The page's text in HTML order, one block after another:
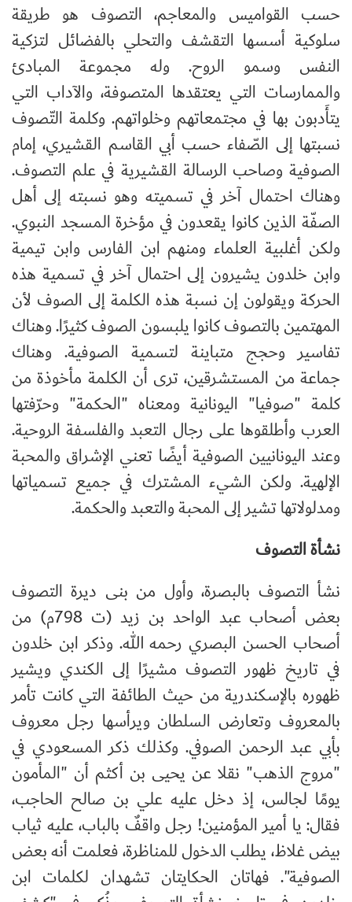
حسب القواميس والمعاجم، التصوف هو طريقة
سلوكية أسسها التقشف والتحلي بالفضائل لتزكية
النفس وسمو الروح. وله مجموعة المبادئ
والممارسات التي يعتقدها المتصوفة، والآداب التي
يتأَدبون بها في مجتمعاتهم وخلواتهم. وكلمة التّصوف
نسبتها إلى الصّفاء حسب أبي القاسم القشيري، إمام
الصوفية وصاحب الرسالة القشيرية في علم التصوف.
وهناك احتمال آخر في تسميته وهو نسبته إلى أهل
الصفّة الذين كانوا يقعدون في مؤخرة المسجد النبوي.
ولكن أغلبية العلماء ومنهم ابن الفارس وابن تيمية
وابن خلدون يشيرون إلى احتمال آخر في تسمية هذه
الحركة ويقولون إن نسبة هذه الكلمة إلى الصوف لأن
المهتمين بالتصوف كانوا يلبسون الصوف كثيرًا. وهناك
تفاسير وحجج متباينة لتسمية الصوفية. وهناك
جماعة من المستشرقين، ترى أن الكلمة مأخوذة من
كلمة "صوفيا" اليونانية ومعناه "الحكمة" وحرّفتها
العرب وأطلقوها على رجال التعبد والفلسفة الروحية.
وعند اليونانيين الصوفية أيضًا تعني الإشراق والمحبة
الإلهية. ولكن الشيء المشترك في جميع تسمياتها
ومدلولاتها تشير إلى المحبة والتعبد والحكمة.
نشأة التصوف
نشأ التصوف بالبصرة، وأول من بنى ديرة التصوف
بعض أصحاب عبد الواحد بن زيد (ت 798م) من
أصحاب الحسن البصري رحمه الله. وذكر ابن خلدون
في تاريخ ظهور التصوف مشيرًا إلى الكندي ويشير
ظهوره بالإسكندرية من حيث الطائفة التي كانت تأمر
بالمعروف وتعارض السلطان ويرأسها رجل معروف
بأبي عبد الرحمن الصوفي. وكذلك ذكر المسعودي في
"مروج الذهب" نقلا عن يحيى بن أكثم أن "المأمون
يومًا لجالس، إذ دخل عليه علي بن صالح الحاجب،
فقال: يا أمير المؤمنين! رجل واقفٌ بالباب، عليه ثياب
بيض غلاظ، يطلب الدخول للمناظرة، فعلمت أنه بعض
الصوفية". فهاتان الحكايتان تشهدان لكلمات ابن